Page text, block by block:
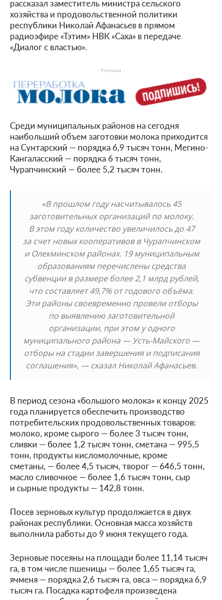
рассказал заместитель министра сельского
хозяйства и продовольственной политики
республики Николай Афанасьев в прямом
радиоэфире «Тэтим» НВК «Саха» в передаче
«Диалог с властью».
- Реклама -
Среди муниципальных районов на сегодня
наибольший объем заготовки молока приходится
на Сунтарский — порядка 6,9 тысяч тонн, Мегино-
Кангаласский — порядка 6 тысяч тонн,
Чурапчинский — более 5,2 тысяч тонн.
«В прошлом году насчитывалось 45
заготовительных организаций по молоку.
В этом году количество увеличилось до 47
за счет новых кооперативов в Чурапчинском
и Олекминском районах. 19 муниципальным
образованиям перечислены средства
субвенции в размере более 2,1 млрд рублей,
что составляет 49,7% от годового объёма.
Эти районы своевременно провели отборы
по выявлению заготовительной
организации, при этом у одного
муниципального района — Усть-Майского —
отборы на стадии завершения и подписания
соглашения», — сказал Николай Афанасьев.
В период сезона «большого молока» к концу 2025
года планируется обеспечить производство
потребительских продовольственных товаров:
молоко, кроме сырого — более 3 тысяч тонн,
сливки — более 1,2 тысяч тонн, сметана — 995,5
тонн, продукты кисломолочные, кроме
сметаны, — более 4,5 тысяч, творог — 646,5 тонн,
масло сливочное — более 1,6 тысяч тонн, сыр
и сырные продукты — 142,8 тонн.
Посев зерновых культур продолжается в двух
районах республики. Основная масса хозяйств
выполнила работы до 9 июня текущего года.
Зерновые посеяны на площади более 11,14 тысяч
га, в том числе пшеницы — более 1,65 тысяч га,
ячменя — порядка 2,6 тысяч га, овса — порядка 6,9
тысяч га. Посадка картофеля произведена